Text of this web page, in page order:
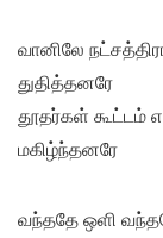
வானிலே
துதித்தனரே
தூதர்கள் கூட்டம்
மகிழ்ந்தனரே
வந்ததே ஒளி